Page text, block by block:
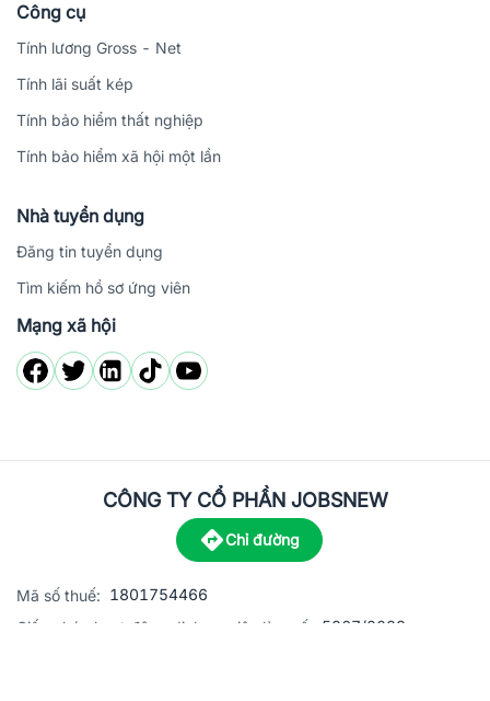
Công cụ
Tính lương Gross - Net
Tính lãi suất kép
Tính bảo hiểm thất nghiệp
Tính bảo hiểm xã hội một lần
Nhà tuyển dụng
Đăng tin tuyển dụng
Tìm kiếm hồ sơ ứng viên
Mạng xã hội
CÔNG TY CỔ PHẦN JOBSNEW
Chỉ đường
Mã số thuế: 1801754466
Giấy phép hoạt động dịch vụ việc làm số:
5867/2023